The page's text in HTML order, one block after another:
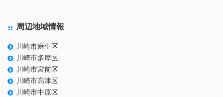
周辺地域情報
川崎市麻生区
川崎市多摩区
川崎市宮前区
川崎市高津区
川崎市中原区